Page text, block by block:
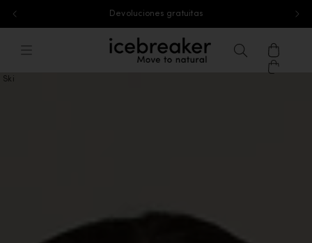
Entrega gratuita en pedidos superiores a 65€
icebreaker®, ve a la página de inicio
BuscarCesta
Ski